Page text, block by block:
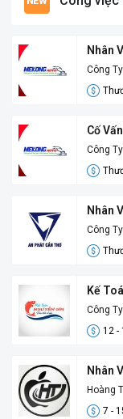
Nhân
Công
Cố
Công
Nhân
Công
Kế
Công
12 -
Nhân
Hoàng
7 -